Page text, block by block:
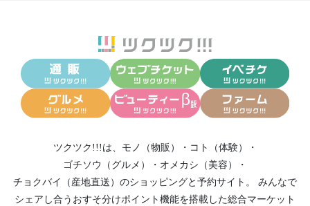
ツクツク!!!は、 モノ（物販） ・ コト（体験）
・
ゴチソウ（グルメ）
・ オメカシ（美容）
・
チョクバイ（産地直送） のショッピングと予約サイト。
みんなで
シェアし合う おすそ分けポイント機能を搭載した総合マーケット